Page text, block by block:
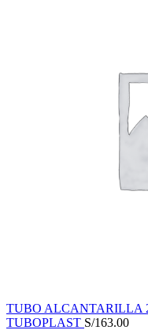
TUBO ALCANTARILLA
TUBOPLAST S/163.00